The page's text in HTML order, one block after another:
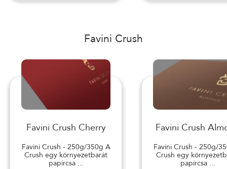
Favini Crush
Favini Crush Cherry
Favini Crush - 250g/350g A
Crush egy környezetbarát
papírcsa ...
Favini Crush
Favini Crush - 250g/
Crush egy
papírcsa ...